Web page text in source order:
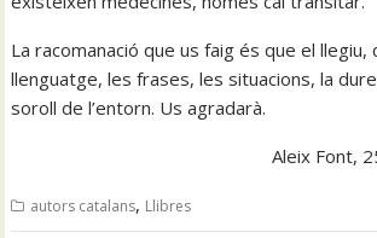
La racomanació que us faig és que el llegiu,
llenguatge, les frases, les situacions, la
soroll de l’entorn. Us agradarà.
Aleix Font,
autors catalans, Llibres